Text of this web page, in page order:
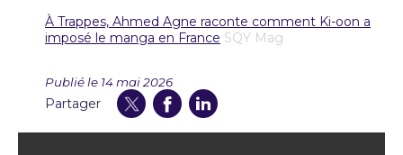
À Trappes, Ahmed Agne raconte comment Ki-oon a
imposé le manga en France SQY Mag
Publié le 14 mai 2026
Partager